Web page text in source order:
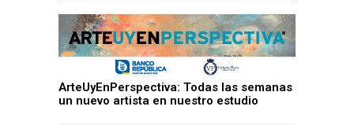
ArteUyEnPerspectiva: Todas las semanas
un nuevo artista en nuestro estudio